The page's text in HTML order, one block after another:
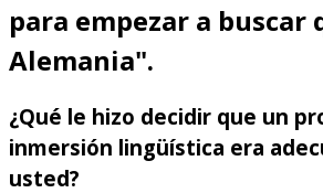
para empezar a buscar
Alemania".
¿Qué le hizo decidir que un
inmersión lingüística era
usted?